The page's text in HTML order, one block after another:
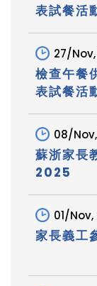
表試餐活
27/
檢查午餐
表試餐活
08/
蘇浙家長
2025
01/Nov,
家長義工